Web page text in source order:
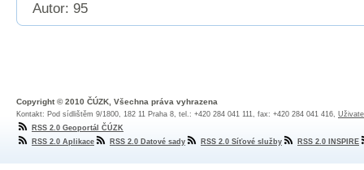
Autor: 95
Copyright © 2010 ČÚZK, Všechna práva vyhrazena
Kontakt: Pod sídlištěm 9/1800, 182 11 Praha 8, tel.: +420 284 041 111, fax: +420 284 041 416,
RSS 2.0 Geoportál ČÚZK
RSS 2.0 Aplikace
RSS 2.0 Datové sady RSS 2.0 Síťové služby RSS 2.0 INSPIRE